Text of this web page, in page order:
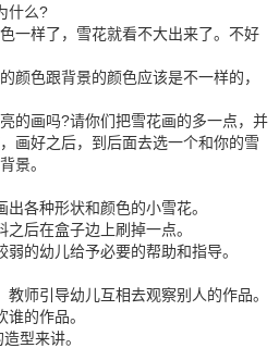
什么?
样了，雪花就看不大出来了。不好
色跟背景的颜色应该是不一样的，
画吗?请你们把雪花画的多一点，并
画好之后，到后面去选一个和你的雪
景。
各种形状和颜色的小雪花。
后在盒子边上刷掉一点。
的幼儿给予必要的帮助和指导。
师引导幼儿互相去观察别人的作品。
的作品。
型来讲。